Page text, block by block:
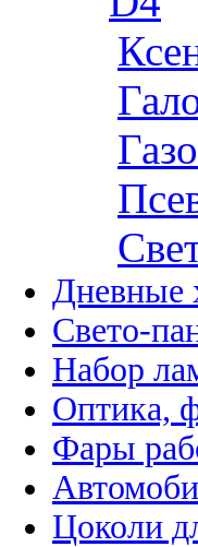
Дневные
Свето-
Набор
Оптика,
Фары
Цоколи